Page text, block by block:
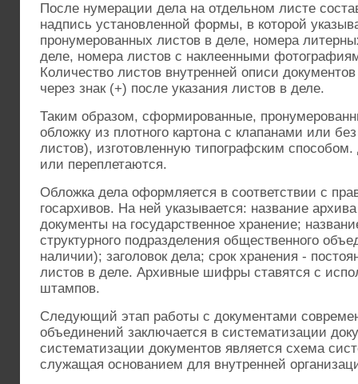
После нумерации дела на отдельном листе
надпись установленной формы, в которой
пронумерованных листов в деле, номера
деле, номера листов с наклеенными
Количество листов внутренней описи
через знак (+) после указания листов в деле.
Таким образом, сформированные,
обложку из плотного картона с клапанами или
листов), изготовленную типографским
или переплетаются.
Обложка дела оформляется в соответствии с
госархивов. На ней указывается: название
документы на государственное хранение;
структурного подразделения общественного
наличии); заголовок дела; срок хранения -
листов в деле. Архивные шифры ставятся с
штампов.
Следующий этап работы с документами
объединений заключается в систематизации
систематизации документов является схема
служащая основанием для внутренней